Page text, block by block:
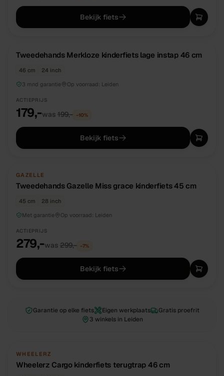
Bekijk fiets
TWEEDEHANDS
Tweedehands Merkloze kinderfiets lage instap 46 cm
46 cm
24 inch
3 mnd garantie
Op voorraad: Leiden
ACTIEPRIJS
179,-was 199,- −10%
Bekijk fiets
TWEEDEHANDS
GAZELLE
Tweedehands Gazelle Miss grace kinderfiets 45 cm
45 cm
28 inch
Met garantie
Op voorraad: Leiden
ACTIEPRIJS
279,-was 299,- −7%
Bekijk fiets
Garantie op elke fiets Eigen werkplaats
Gratis proefrit
3 winkels in Leiden
NIEUW
WHEELERZ
Wheelerz Cargo kinderfiets terugtrap 46 cm